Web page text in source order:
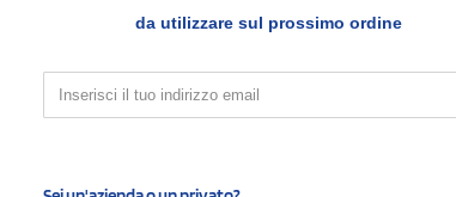
RIEPILOGO PREVENTIVO
da utilizzare sul prossimo ordine